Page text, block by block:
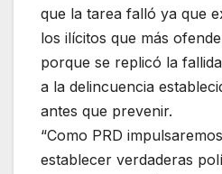
que la tarea falló ya que
los ilícitos que más
porque se replicó la
a la delincuencia
antes que prevenir.
“Como PRD
establecer verdaderas